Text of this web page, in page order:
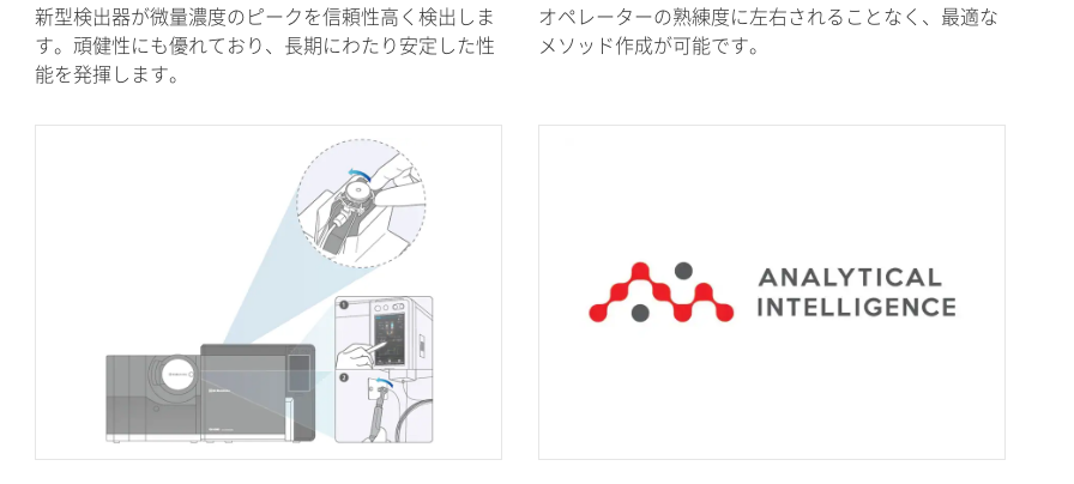
新型検出器が微量濃度のピークを信頼性高く検出しま
す。頑健性にも優れており、長期にわたり安定した性
能を発揮します。
オペレーターの熟練度に左右されることなく、最適な
メソッド作成が可能です。